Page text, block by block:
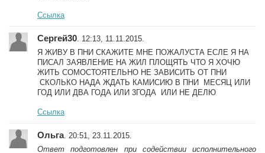
Ссылка
Сергей30 . 12:13, 11.11.2015.
Я ЖИВУ В ПНИ СКАЖИТЕ МНЕ ПОЖАЛУСТА ЕСЛЕ Я НА
ПИСАЛ ЗАЯВЛЕНИЕ НА ЖИЛ ПЛОЩЯТЬ ЧТО Я ХОЧЮ
ЖИТЬ СОМОСТОЯТЕЛЬНО НЕ ЗАВИСИТЬ ОТ ПНИ
СКОЛЬКО НАДА ЖДАТЬ КАМИСИЮ В ПНИ МЕСЯЦ ИЛИ
ГОД ИЛИ ДВА ГОДА ИЛИ 3ГОДА ИЛИ НЕ ДЕЛЮ
Ссылка
Ольга. 20:51, 23.11.2015.
Ответ подготовлен при содействии исполнительного